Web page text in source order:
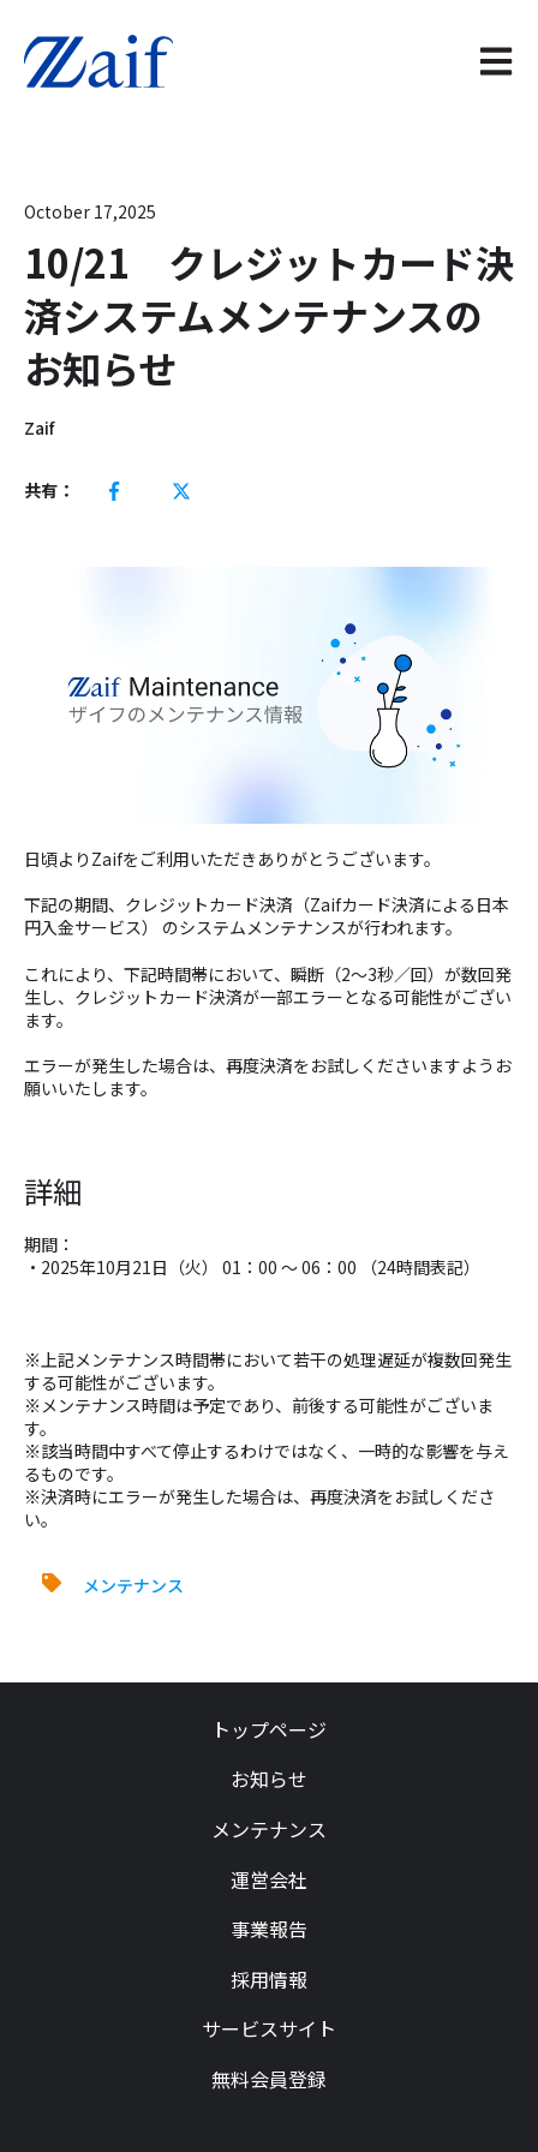
メイン
October 17,2025
10/21 クレジットカード決
済システムメンテナンスの
お知らせ
Zaif
共有：
日頃よりZaifをご利用いただきありがとうございます。
下記の期間、クレジットカード決済（Zaifカード決済による日本
円入金サービス） のシステムメンテナンスが行われます。
これにより、下記時間帯において、瞬断（2〜3秒／回）が数回発
生し、クレジットカード決済が一部エラーとなる可能性がござい
ます。
エラーが発生した場合は、再度決済をお試しくださいますようお
願いいたします。
詳細
期間：
・2025年10月21日（火） 01：00 〜 06：00 （24時間表記）
※上記メンテナンス時間帯において若干の処理遅延が複数回発生
する可能性がございます。
※メンテナンス時間は予定であり、前後する可能性がございま
す。
※該当時間中すべて停止するわけではなく、一時的な影響を与え
るものです。
※決済時にエラーが発生した場合は、再度決済をお試しくださ
い。
メンテナンス
トップページ
お知らせ
メンテナンス
運営会社
事業報告
採用情報
サービスサイト
無料会員登録